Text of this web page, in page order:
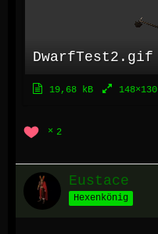
DwarfTest2.gif
19,68 kB 148×130
2
Eustace
Hexenkönig